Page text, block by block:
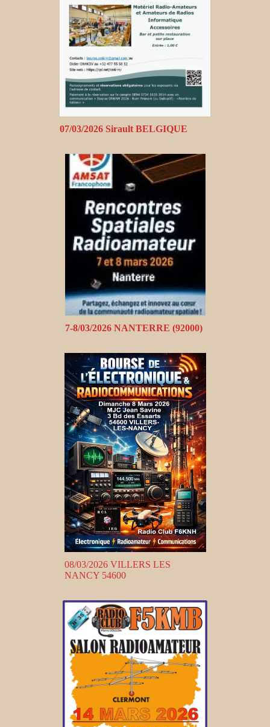
07/03/2026 Sirault BELGIQUE
7-8/03/2026 NANTERRE (92000)
08/03/2026 VILLERS LES
NANCY 54600